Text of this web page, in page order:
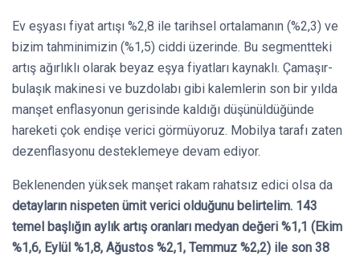
Ev eşyası fiyat artışı %2,8 ile tarihsel ortalamanın (%2,3) ve
bizim tahminimizin (%1,5) ciddi üzerinde. Bu segmentteki
artış ağırlıklı olarak beyaz eşya fiyatları kaynaklı. Çamaşır-
bulaşık makinesi ve buzdolabı gibi kalemlerin son bir yılda
manşet enflasyonun gerisinde kaldığı düşünüldüğünde
hareketi çok endişe verici görmüyoruz. Mobilya tarafı zaten
dezenflasyonu desteklemeye devam ediyor.
Beklenenden yüksek manşet rakam rahatsız edici olsa da
detayların nispeten ümit verici olduğunu belirtelim. 143
temel başlığın aylık artış oranları medyan değeri %1,1 (Ekim
%1,6, Eylül %1,8, Ağustos %2,1, Temmuz %2,2) ile son 38